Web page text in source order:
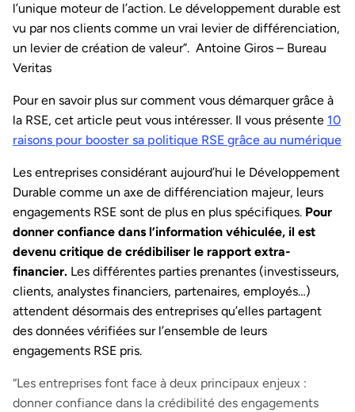
l’unique moteur de l’action. Le développement durable est
vu par nos clients comme un vrai levier de différenciation,
un levier de création de valeur”. Antoine Giros – Bureau
Veritas
Pour en savoir plus sur comment vous démarquer grâce à
la RSE, cet article peut vous intéresser. Il vous présente 10
raisons pour booster sa politique RSE grâce au numérique
Les entreprises considérant aujourd’hui le Développement
Durable comme un axe de différenciation majeur, leurs
engagements RSE sont de plus en plus spécifiques. Pour
donner confiance dans l’information véhiculée, il est
devenu critique de crédibiliser le rapport extra-
financier. Les différentes parties prenantes (investisseurs,
clients, analystes financiers, partenaires, employés…)
attendent désormais des entreprises qu’elles partagent
des données vérifiées sur l’ensemble de leurs
engagements RSE pris.
“Les entreprises font face à deux principaux enjeux :
donner confiance dans la crédibilité des engagements